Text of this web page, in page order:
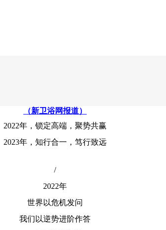
（新卫浴网报道）
2022年，锁定高端，聚势共赢
2023年，知行合一，笃行致远
/
2022年
世界以危机发问
我们以逆势进阶作答